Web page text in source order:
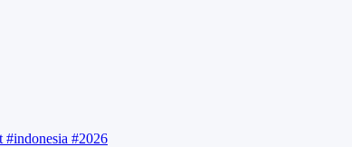
#indonesia #2026